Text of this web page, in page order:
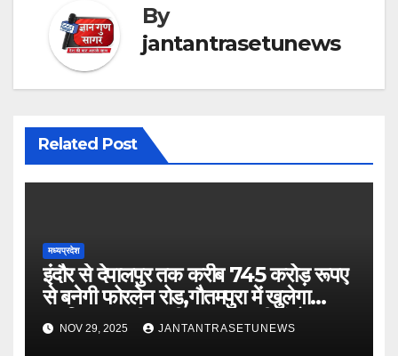
By
jantantrasetunews
Related Post
मध्यप्रदेश
इंदौर से देपालपुर तक करीब 745 करोड़ रूपए
से बनेगी फोरलेन रोड,गौतमपुरा में खुलेगा
महाविद्यालय, पीएचसी अब सीएचसी में होगा
अपग्रेड
NOV 29, 2025 JANTANTRASETUNEWS